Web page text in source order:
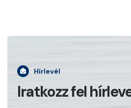
Hírlevél
Iratkozz fel